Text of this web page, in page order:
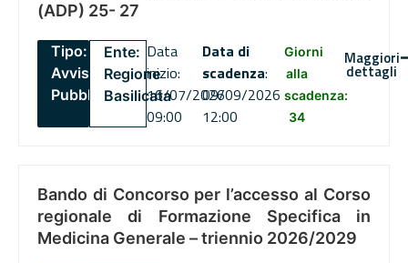
(ADP) 25- 27
Tipo:
Avviso
Pubblico
Ente:
Regione
Basilicata
Data
inizio:
16/07/2026
09:00
Data di
scadenza:
09/09/2026
12:00
Giorni
alla
scadenza:
34
Maggiori
dettagli
Bando di Concorso per l’accesso al Corso
regionale di Formazione Specifica in
Medicina Generale – triennio 2026/2029